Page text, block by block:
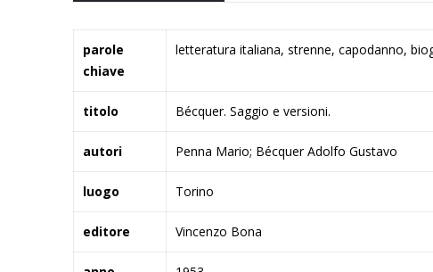
di
immagini
Informazioni
parole
chiave
letteratura italiana, strenne, capodanno,
titolo Bécquer. Saggio e versioni.
autori Penna Mario; Bécquer Adolfo Gustavo
luogo Torino
editore Vincenzo Bona